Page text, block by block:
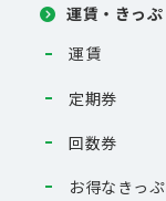
運賃・きっぷ
運賃
定期券
回数券
お得なきっぷ